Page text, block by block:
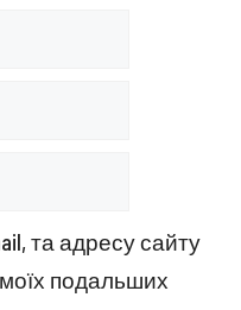
та адресу сайту
подальших